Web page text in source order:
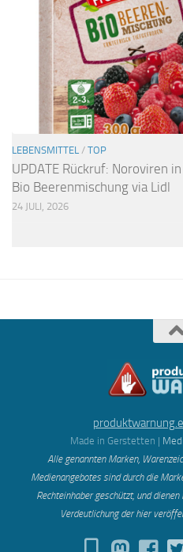
LEBENSMITTEL / TOP
UPDATE Rückruf: Noroviren
Bio Beerenmischung via Lidl
24 JULI, 2026
Made in Gerstetten |
Alle genannten Marken,
Medienangebotes sind durch die
Rechteinhaber geschützt, und
Verdeutlichung der hier